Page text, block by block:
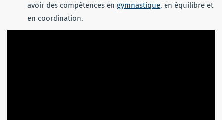
avoir des compétences en gymnastique, en équilibre et
en coordination.